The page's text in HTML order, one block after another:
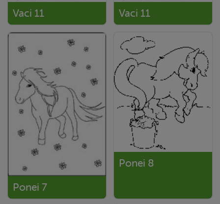
Vaci 11 Vaci 11
Ponei 7
Ponei 8